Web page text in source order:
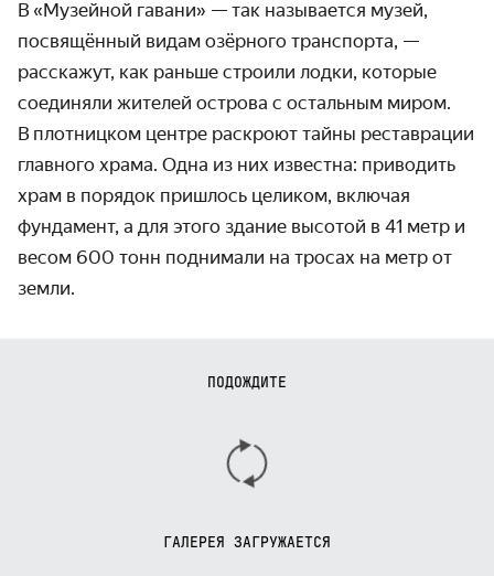
В «Музейной гавани» — так называется музей,
посвящённый видам озёрного транспорта, —
расскажут, как раньше строили лодки, которые
соединяли жителей острова с остальным миром.
В плотницком центре раскроют тайны реставрации
главного храма. Одна из них известна: приводить
храм в порядок пришлось целиком, включая
фундамент, а для этого здание высотой в 41 метр и
весом 600 тонн поднимали на тросах на метр от
земли.
ПОДОЖДИТЕ
ГАЛЕРЕЯ ЗАГРУЖАЕТСЯ